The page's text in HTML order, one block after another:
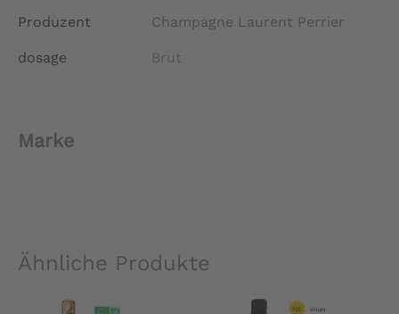
Produzent Champagne Laurent Perrier
dosage Brut
Marke
Ähnliche Produkte